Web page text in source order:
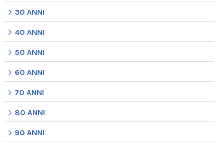
30 ANNI
40 ANNI
50 ANNI
60 ANNI
70 ANNI
80 ANNI
90 ANNI